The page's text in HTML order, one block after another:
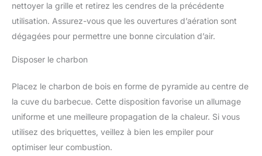
nettoyer la grille et retirez les cendres de la précédente
utilisation. Assurez-vous que les ouvertures d’aération sont
dégagées pour permettre une bonne circulation d’air.
Disposer le charbon
Placez le charbon de bois en forme de pyramide au centre de
la cuve du barbecue. Cette disposition favorise un allumage
uniforme et une meilleure propagation de la chaleur. Si vous
utilisez des briquettes, veillez à bien les empiler pour
optimiser leur combustion.